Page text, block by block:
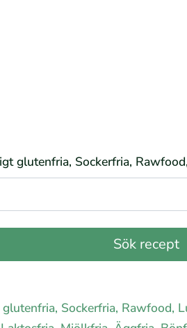
glutenfria, Sockerfria,
Sockerfria, Rawfood,